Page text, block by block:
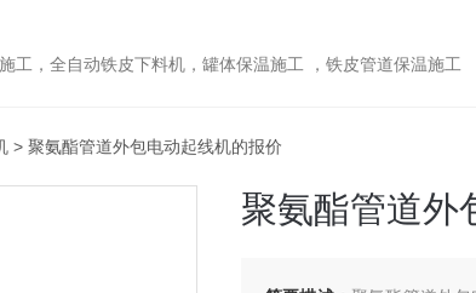
工，全自动铁皮下料机，罐体保温施工 ，铁皮管道保温施工
> 聚氨酯管道外包电动起线机的报价
聚氨酯管道外